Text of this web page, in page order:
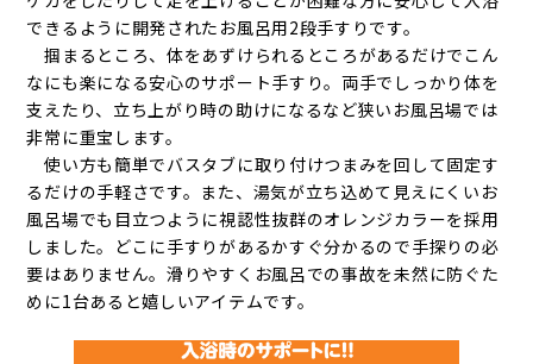
できるように開発されたお風呂用2段手すりです。
掴まるところ、体をあずけられるところがあるだけでこん
なにも楽になる安心のサポート手すり。両手でしっかり体を
支えたり、立ち上がり時の助けになるなど狭いお風呂場では
非常に重宝します。
使い方も簡単でバスタブに取り付けつまみを回して固定す
るだけの手軽さです。また、湯気が立ち込めて見えにくいお
風呂場でも目立つように視認性抜群のオレンジカラーを採用
しました。どこに手すりがあるかすぐ分かるので手探りの必
要はありません。滑りやすくお風呂での事故を未然に防ぐた
めに1台あると嬉しいアイテムです。